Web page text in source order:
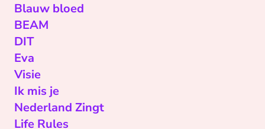
Blauw bloed
BEAM
DIT
Eva
Visie
Ik mis je
Nederland Zingt
Life Rules